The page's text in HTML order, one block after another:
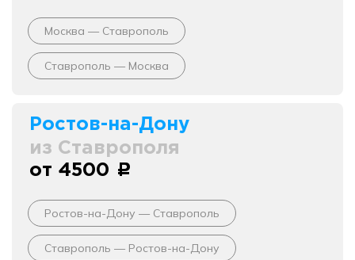
Москва — Ставрополь
Ставрополь — Москва
Ростов-на-Дону
из Ставрополя
от 4500 c
Ростов-на-Дону — Ставрополь
Ставрополь — Ростов-на-Дону